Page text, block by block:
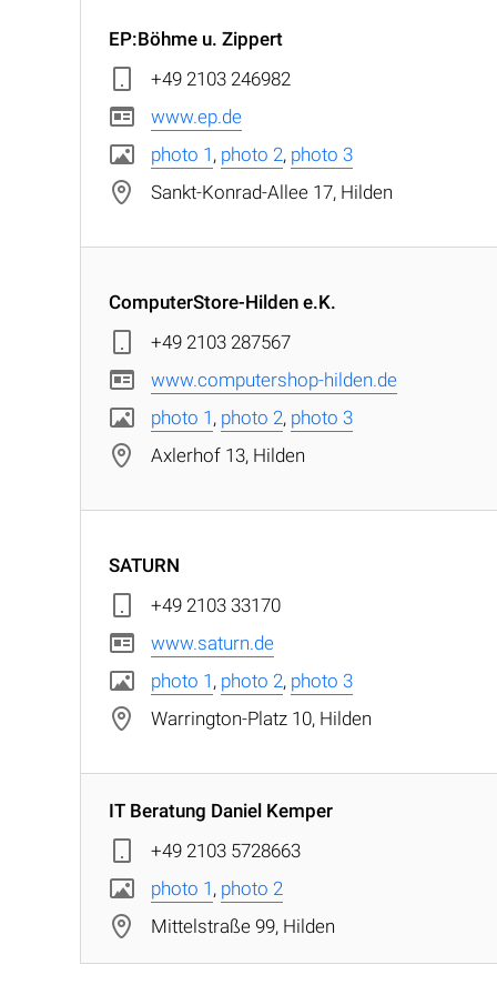
EP:Böhme u. Zippert
+49 2103 246982
www.ep.de
photo 1 , photo 2, photo 3
Sankt-Konrad-Allee 17, Hilden
ComputerStore-Hilden e.K.
+49 2103 287567
www.computershop-hilden.de
photo 1 , photo 2, photo 3
Axlerhof 13, Hilden
SATURN
+49 2103 33170
www.saturn.de
photo 1 , photo 2, photo 3
Warrington-Platz 10, Hilden
IT Beratung Daniel Kemper
+49 2103 5728663
photo 1 , photo 2
Mittelstraße 99, Hilden